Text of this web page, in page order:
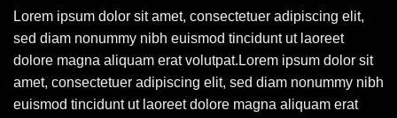
Lorem ipsum dolor sit amet, consectetuer adipiscing elit,
sed diam nonummy nibh euismod tincidunt ut laoreet
dolore magna aliquam erat volutpat.Lorem ipsum dolor sit
amet, consectetuer adipiscing elit, sed diam nonummy nibh
euismod tincidunt ut laoreet dolore magna aliquam erat